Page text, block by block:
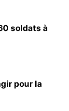
soldats à
pour la